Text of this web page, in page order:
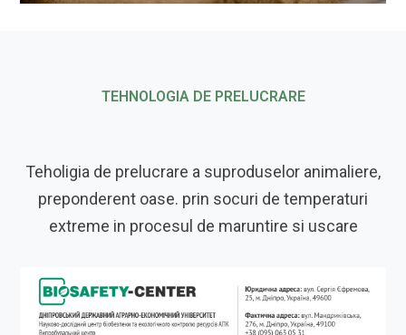
TEHNOLOGIA DE PRELUCRARE
Teholigia de prelucrare a suproduselor animaliere,
preponderent oase. prin socuri de temperaturi
extreme in procesul de maruntire si uscare